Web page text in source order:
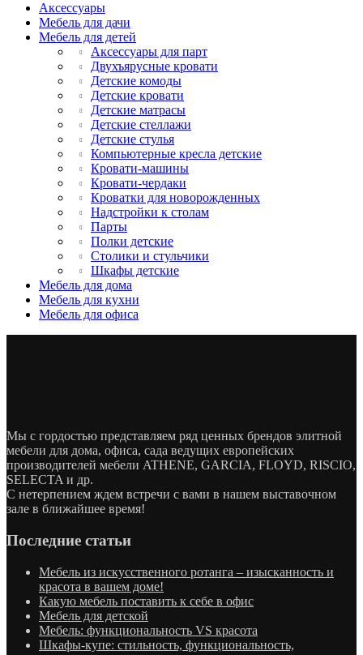
Аксессуары
Мебель для дачи
Мебель для детей
Аксессуары для парт
Двухъярусные кровати
Детские комоды
Детские кровати
Детские матрасы
Детские стеллажи
Детские стулья
Компьютерные кресла детские
Кровати-машины
Кровати-чердаки
Кроватки для новорожденных
Надстройки к столам
Парты
Полки детские
Столики и стульчики
Шкафы детские
Мебель для дома
Мебель для кухни
Мебель для офиса
Мы с гордостью представляем ряд ценных брендов элитной
мебели для дома, офиса, сада ведущих европейских
производителей мебели ATHENE, GARCIA, FLOYD, RISCIO,
SELECTA и др.
С нетерпением ждем встречи с вами в нашем выставочном
зале в ближайшее время!
Последние статьи
Мебель из искусственного ротанга – изысканность и
красота в вашем доме!
Какую мебель поставить к себе в офис
Мебель для детской
Мебель: функциональность VS красота
Шкафы-купе: стильность, функциональность,